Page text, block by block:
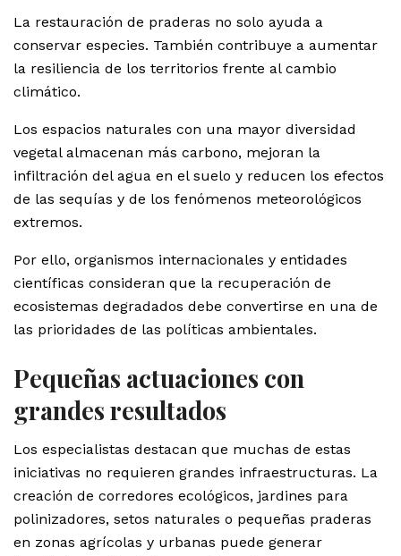
La restauración de praderas no solo ayuda a
conservar especies. También contribuye a aumentar
la resiliencia de los territorios frente al cambio
climático.
Los espacios naturales con una mayor diversidad
vegetal almacenan más carbono, mejoran la
infiltración del agua en el suelo y reducen los efectos
de las sequías y de los fenómenos meteorológicos
extremos.
Por ello, organismos internacionales y entidades
científicas consideran que la recuperación de
ecosistemas degradados debe convertirse en una de
las prioridades de las políticas ambientales.
Pequeñas actuaciones con
grandes resultados
Los especialistas destacan que muchas de estas
iniciativas no requieren grandes infraestructuras. La
creación de corredores ecológicos, jardines para
polinizadores, setos naturales o pequeñas praderas
en zonas agrícolas y urbanas puede generar